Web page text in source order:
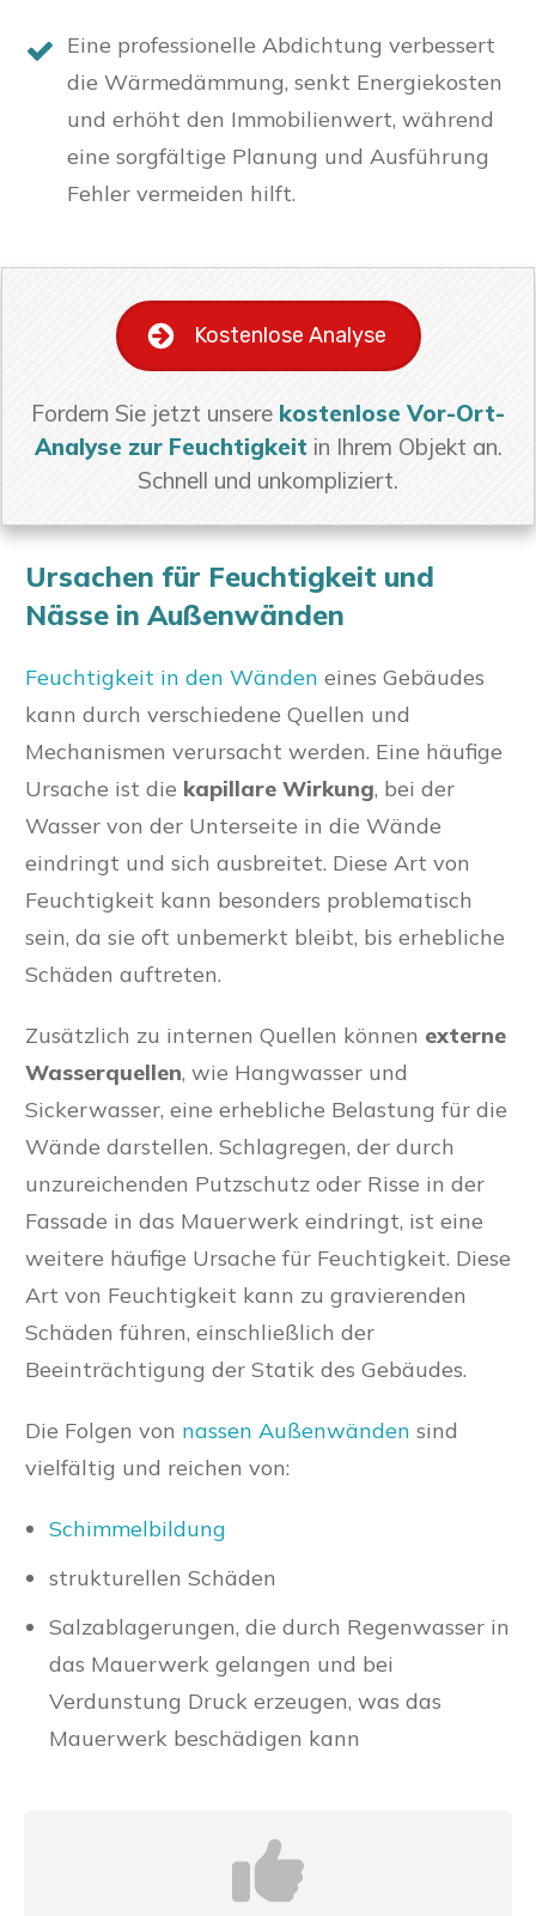
Eine professionelle Abdichtung verbessert
die Wärmedämmung, senkt Energiekosten
und erhöht den Immobilienwert, während
eine sorgfältige Planung und Ausführung
Fehler vermeiden hilft.
Kostenlose Analyse
Fordern Sie jetzt unsere kostenlose Vor-Ort-
Analyse zur Feuchtigkeit in Ihrem Objekt an.
Schnell und unkompliziert.
Ursachen für Feuchtigkeit und
Nässe in Außenwänden
Feuchtigkeit in den Wänden eines Gebäudes
kann durch verschiedene Quellen und
Mechanismen verursacht werden. Eine häufige
Ursache ist die kapillare Wirkung, bei der
Wasser von der Unterseite in die Wände
eindringt und sich ausbreitet. Diese Art von
Feuchtigkeit kann besonders problematisch
sein, da sie oft unbemerkt bleibt, bis erhebliche
Schäden auftreten.
Zusätzlich zu internen Quellen können externe
Wasserquellen, wie Hangwasser und
Sickerwasser, eine erhebliche Belastung für die
Wände darstellen. Schlagregen, der durch
unzureichenden Putzschutz oder Risse in der
Fassade in das Mauerwerk eindringt, ist eine
weitere häufige Ursache für Feuchtigkeit. Diese
Art von Feuchtigkeit kann zu gravierenden
Schäden führen, einschließlich der
Beeinträchtigung der Statik des Gebäudes.
Die Folgen von nassen Außenwänden sind
vielfältig und reichen von:
Schimmelbildung
strukturellen Schäden
Salzablagerungen, die durch Regenwasser in
das Mauerwerk gelangen und bei
Verdunstung Druck erzeugen, was das
Mauerwerk beschädigen kann